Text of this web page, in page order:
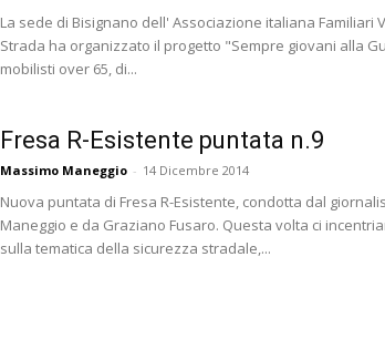
La sede di Bisignano dell' Associazione italiana Familiari
Strada ha organizzato il progetto "Sempre giovani alla
mobilisti over 65, di...
Fresa R-Esistente puntata n.9
Massimo Maneggio - 14 Dicembre 2014
Nuova puntata di Fresa R-Esistente, condotta dal
Maneggio e da Graziano Fusaro. Questa volta ci
sulla tematica della sicurezza stradale,...